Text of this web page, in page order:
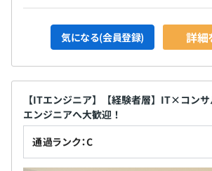
6カ月は契約社員として雇用、その後正
した採用を行っております。
気になる(会員登録) 詳細
【ITエンジニア】【経験者層】IT×コン
エンジニアへ大歓迎！
通過ランク：C